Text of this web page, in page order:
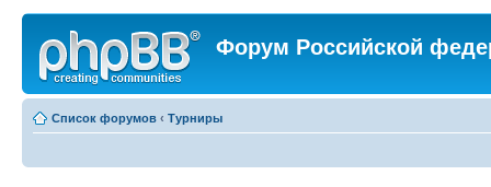
Форум Российской
Список форумов ‹ Турниры